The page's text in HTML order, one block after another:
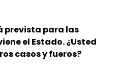
prevista para las
el Estado. ¿Usted
casos y fueros?